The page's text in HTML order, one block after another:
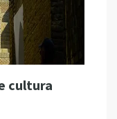
cultura